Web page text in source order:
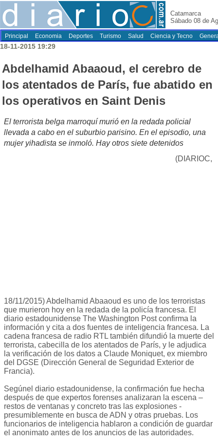
Catamarca
Sábado 08 de
Principal Economia Deportes Turismo Salud Ciencia y Tecno
18-11-2015 19:29
Abdelhamid Abaaoud, el cerebro de
los atentados de París, fue abatido en
los operativos en Saint Denis
El terrorista belga marroquí murió en la redada policial
llevada a cabo en el suburbio parisino. En el episodio, una
mujer yihadista se inmoló. Hay otros siete detenidos
(DIARIOC,
18/11/2015) Abdelhamid Abaaoud es uno de los terroristas
que murieron hoy en la redada de la policía francesa. El
diario estadounidense The Washington Post confirma la
información y cita a dos fuentes de inteligencia francesa. La
cadena francesa de radio RTL también difundió la muerte del
terrorista, cabecilla de los atentados de París, y le adjudica
la verificación de los datos a Claude Moniquet, ex miembro
del DGSE (Dirección General de Seguridad Exterior de
Francia).
Segúnel diario estadounidense, la confirmación fue hecha
después de que expertos forenses analizaran la escena –
restos de ventanas y concreto tras las explosiones -
presumiblemente en busca de ADN y otras pruebas. Los
funcionarios de inteligencia hablaron a condición de guardar
el anonimato antes de los anuncios de las autoridades.